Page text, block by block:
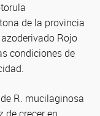
de la provincia
Rojo
condiciones de
R. mucilaginosa